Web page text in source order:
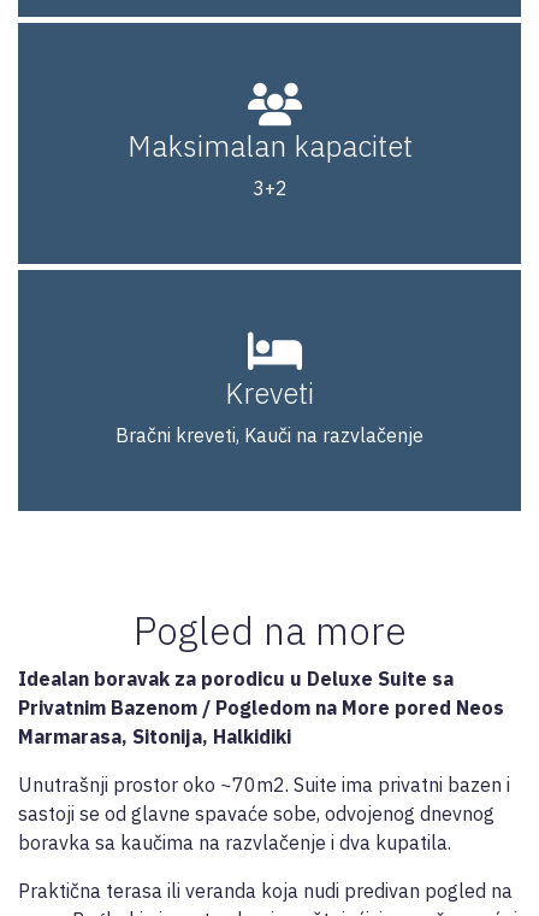
Maksimalan kapacitet
3+2
Kreveti
Bračni kreveti, Kauči na razvlačenje
Pogled na more
Idealan boravak za porodicu u Deluxe Suite sa
Privatnim Bazenom / Pogledom na More pored Neos
Marmarasa, Sitonija, Halkidiki
Unutrašnji prostor oko ~70m2. Suite ima privatni bazen i
sastoji se od glavne spavaće sobe, odvojenog dnevnog
boravka sa kaučima na razvlačenje i dva kupatila.
Praktična terasa ili veranda koja nudi predivan pogled na